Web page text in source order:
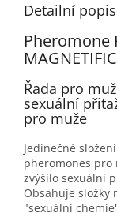
Detailní
Pheromone
Řada pro
sexuální
pro muže
Jedinečné
pheromones pro
zvýšilo sexuální
Obsahuje složky
"sexuální